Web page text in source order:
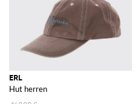
ERL
Hut herren